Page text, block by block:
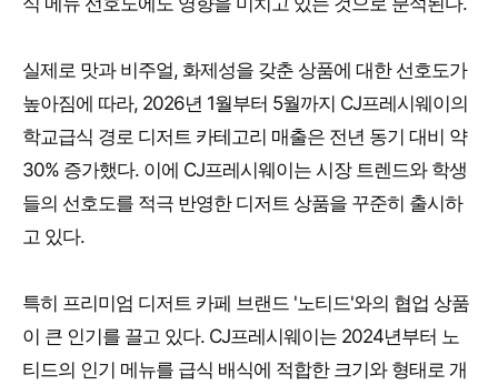
실제로 맛과 비주얼, 화제성을 갖춘 상품에 대한 선호도가
높아짐에 따라, 2026년 1월부터 5월까지 CJ프레시웨이의
학교급식 경로 디저트 카테고리 매출은 전년 동기 대비 약
30% 증가했다. 이에 CJ프레시웨이는 시장 트렌드와 학생
들의 선호도를 적극 반영한 디저트 상품을 꾸준히 출시하
고 있다.
특히 프리미엄 디저트 카페 브랜드 '노티드'와의 협업 상품
이 큰 인기를 끌고 있다. CJ프레시웨이는 2024년부터 노
티드의 인기 메뉴를 급식 배식에 적합한 크기와 형태로 개